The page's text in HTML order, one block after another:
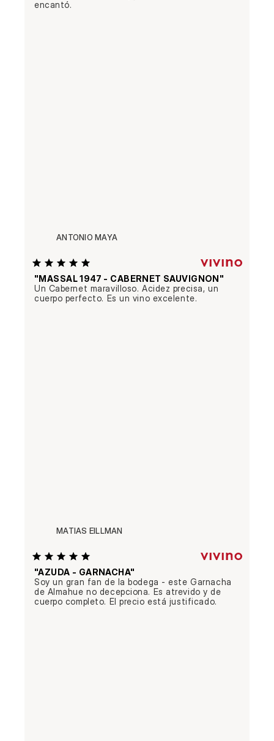
encantó.
ANTONIO MAYA
"MASSAL 1947 - CABERNET SAUVIGNON"
Un Cabernet maravilloso. Acidez precisa, un
cuerpo perfecto. Es un vino excelente.
MATIAS EILLMAN
"AZUDA - GARNACHA"
Soy un gran fan de la bodega - este Garnacha
de Almahue no decepciona. Es atrevido y de
cuerpo completo. El precio está justificado.